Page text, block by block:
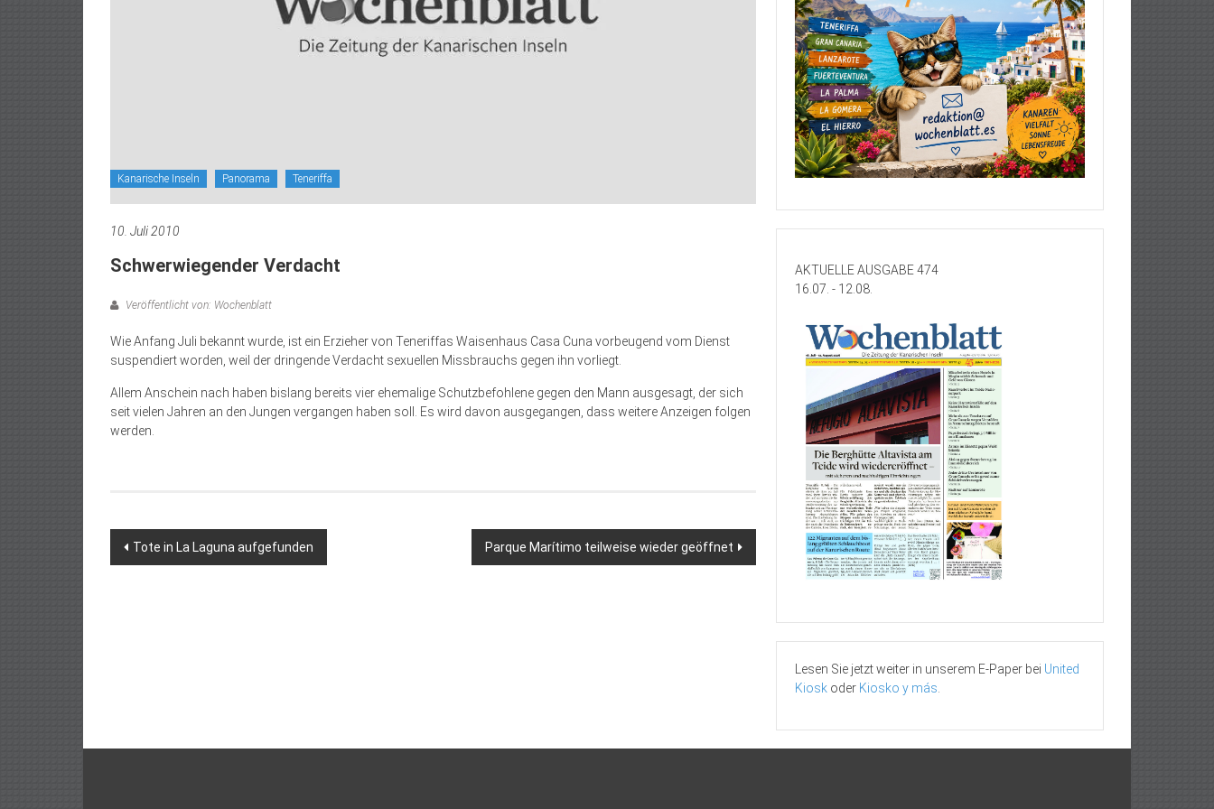
Kanarische Inseln Panorama Teneriffa
10. Juli 2010
Schwerwiegender Verdacht
Veröffentlicht von: Wochenblatt
Wie Anfang Juli bekannt wurde, ist ein Erzieher von Teneriffas Waisenhaus Casa Cuna vorbeugend vom Dienst
suspendiert worden, weil der dringende Verdacht sexuellen Missbrauchs gegen ihn vorliegt.
Allem Anschein nach haben bislang bereits vier ehemalige Schutzbefohlene gegen den Mann ausgesagt, der sich
seit vielen Jahren an den Jungen vergangen haben soll. Es wird davon ausgegangen, dass weitere Anzeigen folgen
werden.
Beitragsnavigation
Tote in La Laguna aufgefunden Parque Marítimo teilweise wieder geöffnet
AKTUELLE AUSGABE 474
16.07. - 12.08.
Lesen Sie jetzt weiter in unserem E-Paper bei United
Kiosk oder Kiosko y más